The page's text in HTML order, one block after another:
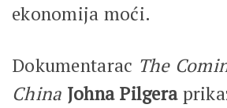
ekonomija moći.
Dokumentarac The
China Johna Pilgera